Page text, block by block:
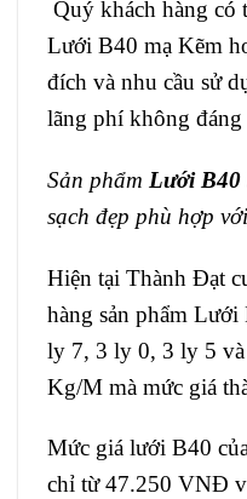
Quý khách hàng có
Lưới B40 mạ Kẽm
đích và nhu cầu sử
lãng phí không đáng
Sản phẩm Lưới B40
sạch đẹp phù hợp
Hiện tại Thành Đạt
hàng sản phẩm
ly 7, 3 ly 0, 3 ly 5
Kg/M mà mức giá
Mức giá lưới B40
chỉ từ 47.250 VNĐ